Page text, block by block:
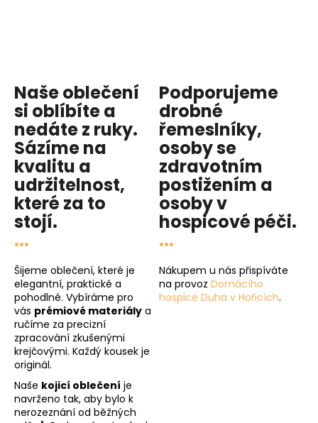
Naše oblečení
si oblíbíte a
nedáte z ruky.
Sázíme na
kvalitu a
udržitelnost,
které za to
stojí.
...
Šijeme oblečení, které je
elegantní, praktické a
pohodlné. Vybíráme pro
vás prémiové materiály a
ručíme za precizní
zpracování zkušenými
krejčovými. Každý kousek je
originál.
Naše kojicí oblečení je
navrženo tak, aby bylo k
nerozeznání od běžných
Podporujeme
drobné
řemeslníky,
osoby se
zdravotním
postižením a
osoby v
hospicové péči.
...
Nákupem u nás přispíváte
na provoz Domácího
hospice Duha v Hořicích.